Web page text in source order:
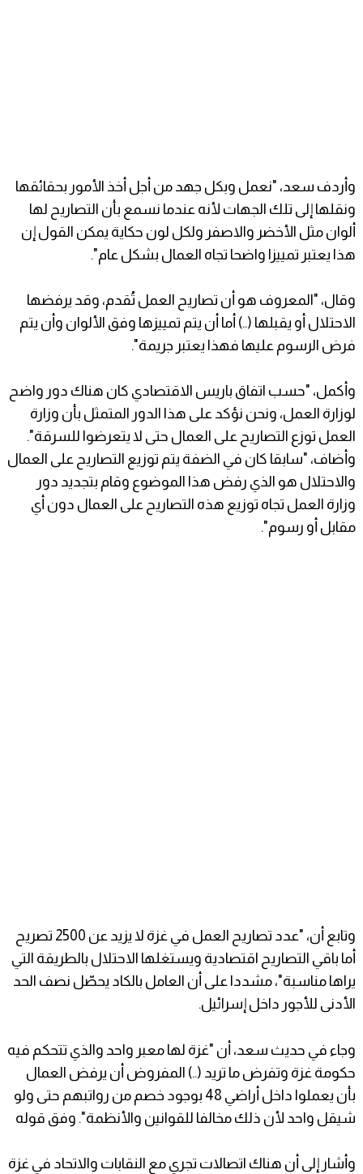
وأردف سعد، "نعمل وبكل جهد من أجل أخذ الأمور بحقائقها
ونقلها إلى تلك الجهات لأنه عندما نسمع بأن التصاريح لها
ألوان مثل الأخضر والاصفر ولكل لون حكاية يمكن القول إن
هذا يعتبر تمييزا واضحا تجاه العمال بشكل عام".
وقال، "المعروف هو أن تصاريح العمل تُقدم، وقد يرفضها
الاحتلال أو يقبلها (..) أما أن يتم تمييزها وفق الألوان وأن يتم
فرض الرسوم عليها فهذا يعتبر جريمة".
وأكمل، "حسب اتفاق باريس الاقتصادي كان هناك دور واضح
لوزارة العمل، ونحن نؤكد على هذا الدور المتمثل بأن وزارة
العمل توزع التصاريح على العمال حتى لا يتعرضوا للسرقة".
وأضاف، "سابقا كان في الضفة يتم توزيع التصاريح على العمال
والاحتلال هو الذي رفض هذا الموضوع وقام بتجديد دور
وزارة العمل تجاه توزيع هذه التصاريح على العمال دون أي
مقابل أو رسوم".
وتابع أن، "عدد تصاريح العمل في غزة لا يزيد عن 2500 تصريح
أما باقي التصاريح اقتصادية ويستغلها الاحتلال بالطريقة التي
يراها مناسبة"، مشددا على أن العامل بالكاد يحصّل نصف الحد
الأدنى للأجور داخل إسرائيل.
وجاء في حديث سعد، أن "غزة لها معبر واحد والذي تتحكم فيه
حكومة غزة وتفرض ما تريد (..) المفروض أن يرفض العمال
بأن يعملوا داخل أراضي 48 بوجود خصم من رواتبهم حتى ولو
شيقل واحد لأن ذلك مخالفا للقوانين والأنظمة". وفق قوله
وأشار إلى أن هناك اتصالات تجري مع النقابات والاتحاد في غزة